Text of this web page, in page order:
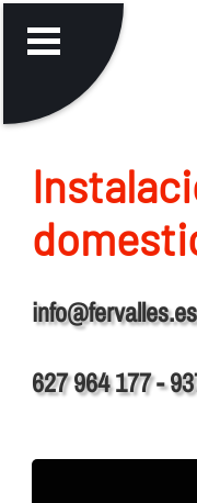
info@fervalles.es
627 964 177 -